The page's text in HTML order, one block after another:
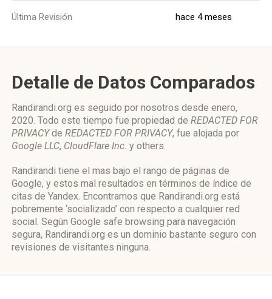
Última Revisión hace 4 meses
Detalle de Datos Comparados
Randirandi.org es seguido por nosotros desde enero,
2020. Todo este tiempo fue propiedad de REDACTED FOR
PRIVACYde REDACTED FOR PRIVACY, fue alojada por
Google LLC, CloudFlare Inc. y others.
Randirandi tiene el mas bajo el rango de páginas de
Google, y estos mal resultados en términos de índice de
citas de Yandex. Encontramos que Randirandi.org está
pobremente ‘socializado’ con respecto a cualquier red
social. Según Google safe browsing para navegación
segura, Randirandi.org es un dominio bastante seguro con
revisiones de visitantes ninguna.